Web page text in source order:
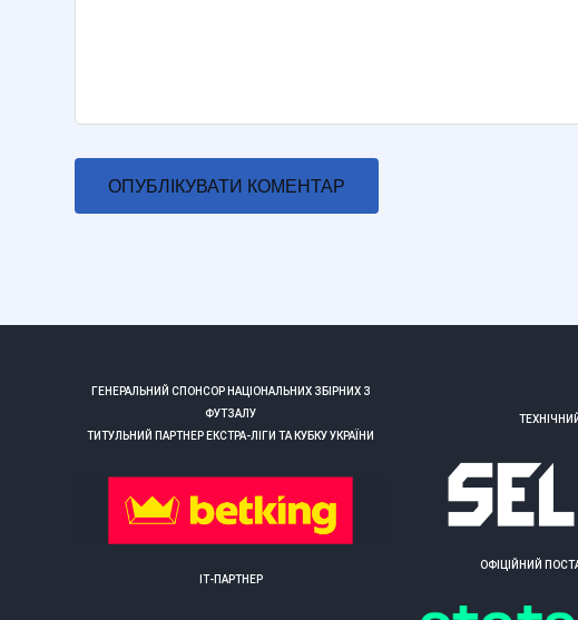
ГЕНЕРАЛЬНИЙ СПОНСОР НАЦІОНАЛЬНИХ ЗБІРНИХ З
ФУТЗАЛУ
ТИТУЛЬНИЙ ПАРТНЕР ЕКСТРА-ЛІГИ ТА КУБКУ УКРАЇНИ
ІТ-ПАРТНЕР
ОФІЦІЙНИЙ